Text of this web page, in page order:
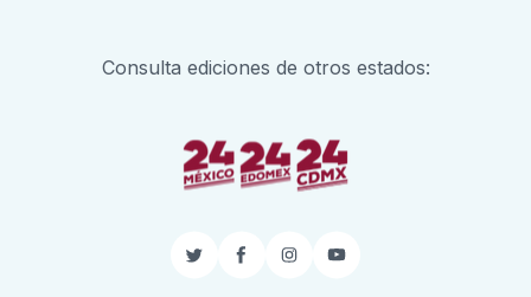
Consulta ediciones de otros estados:
TwitterFacebook
InstagramYouTube